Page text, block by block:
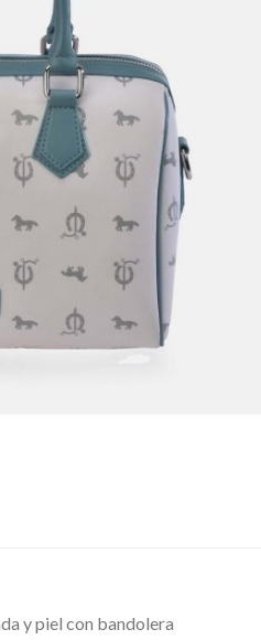
y piel con bandolera